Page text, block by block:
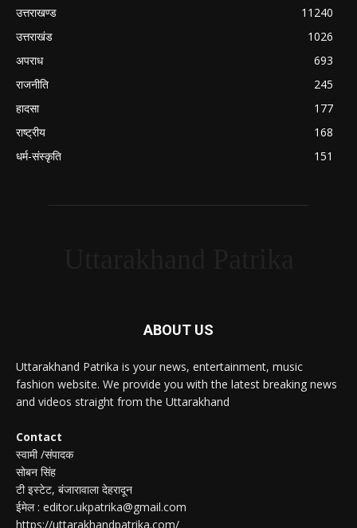
उत्तराखण्ड
11240
उत्तराखंड
1026
अपराध
693
राजनीति
245
हादसा
177
राष्ट्रीय
168
धर्म-संस्कृति
151
ABOUT US
Uttarakhand Patrika is your news, entertainment, music
fashion website. We provide you with the latest breaking news
and videos straight from the Uttarakhand
Contact
स्वामी /संपादक
सोबन सिंह
टी इस्टेट, बंजारावाला देहरादून
ईमेल : editor.ukpatrika@gmail.com
https://uttarakhandpatrika.com/